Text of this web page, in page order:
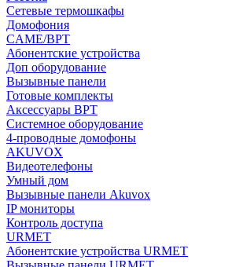
Сетевые термошкафы
Домофония
CAME/BPT
Абонентские устройства
Доп оборудование
Вызывные панели
Готовые комплекты
Аксессуары BPT
Системное оборудование
4-проводные домофоны
AKUVOX
Видеотелефоны
Умный дом
Вызывные панели Akuvox
IP мониторы
Контроль доступа
URMET
Абонентские устройства URMET